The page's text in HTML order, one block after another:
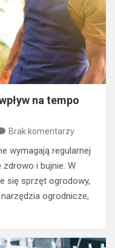
na tempo
Brak komentarzy
wymagają regularnej
zdrowo i bujnie. W
się sprzęt ogrodowy,
ogrodnicze,